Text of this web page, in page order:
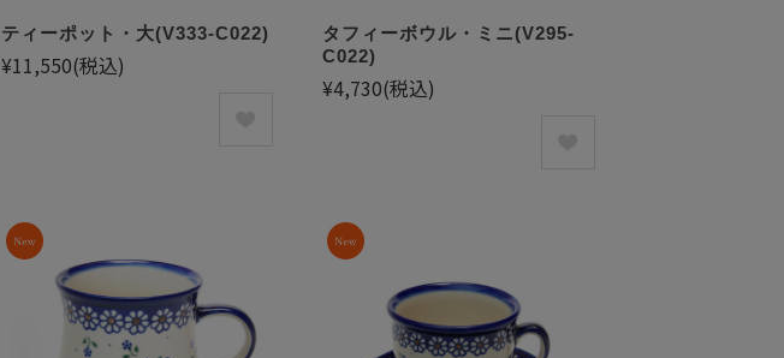
ティーポット・大(V333-C022)
¥11,550(税込)
タフィーボウル・ミニ(V295-
C022)
¥4,730(税込)